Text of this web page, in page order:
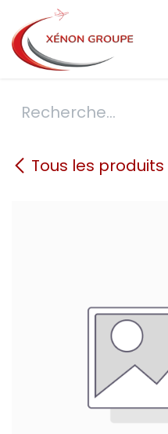
Se rendre au contenu
Tous les produits